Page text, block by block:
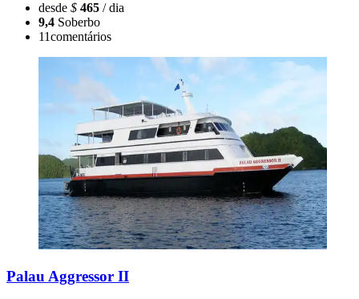
desde $ 465 / dia
9,4 Soberbo
11comentários
Palau Aggressor II